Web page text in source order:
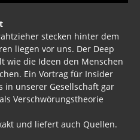
stecken hinter dem
liegen vor uns. Der Deep
wie die Ideen den Menschen
Ein Vortrag für Insider
in unserer Gesellschaft gar
Verschwörungstheorie
und liefert auch Quellen.